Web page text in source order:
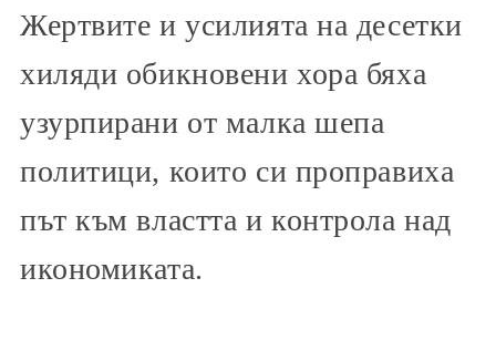
Жертвите и усилията на десетки
хиляди обикновени хора бяха
узурпирани от малка шепа
политици, които си проправиха
път към властта и контрола над
икономиката.